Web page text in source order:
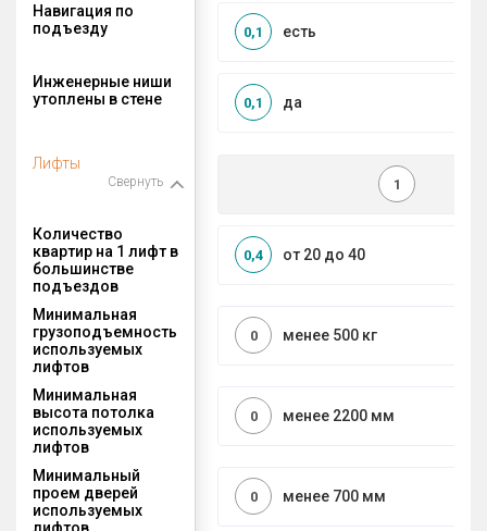
Навигация по
подъезду
есть
0,1
Инженерные ниши
утоплены в стене
да
0,1
Лифты
Свернуть 1
Количество
квартир на 1 лифт в
большинстве
подъездов
от 20 до 40
0,4
Минимальная
грузоподъемность
используемых
лифтов
менее 500 кг
0
Минимальная
высота потолка
используемых
лифтов
менее 2200 мм
0
Минимальный
проем дверей
используемых
лифтов
менее 700 мм
0